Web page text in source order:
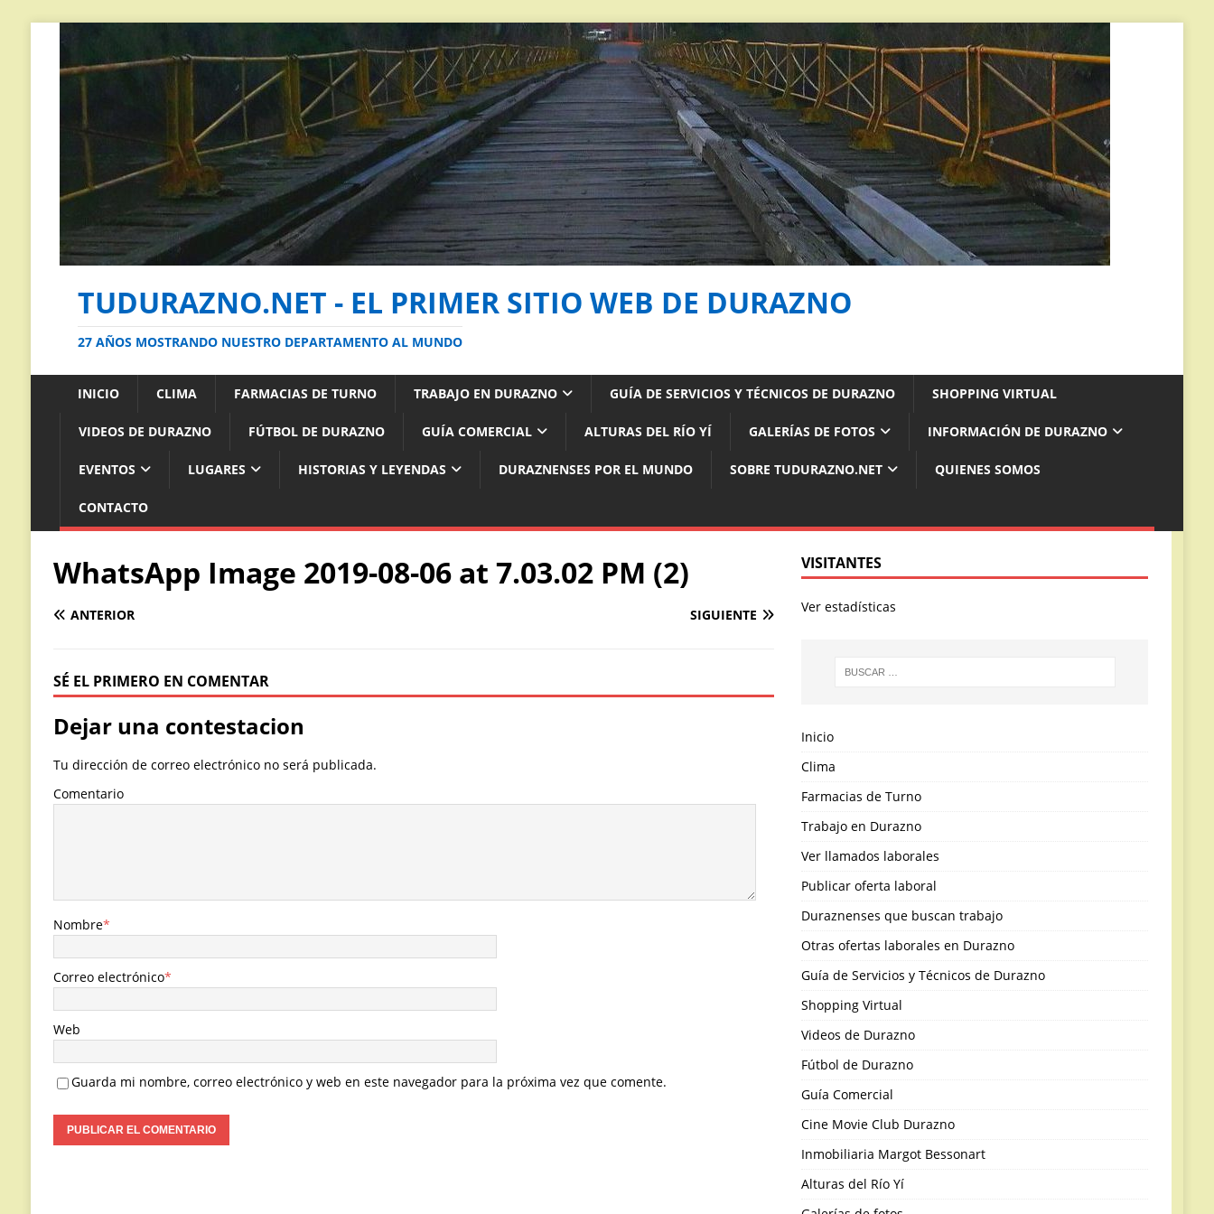
TUDURAZNO.NET - EL PRIMER SITIO WEB DE DURAZNO
27 AÑOS MOSTRANDO NUESTRO DEPARTAMENTO AL MUNDO
INICIO CLIMA FARMACIAS DE TURNO TRABAJO EN DURAZNO GUÍA DE SERVICIOS Y TÉCNICOS DE DURAZNO SHOPPING VIRTUAL
VIDEOS DE DURAZNO FÚTBOL DE DURAZNO GUÍA COMERCIAL ALTURAS DEL RÍO YÍ GALERÍAS DE FOTOS INFORMACIÓN DE DURAZNO
EVENTOS LUGARES HISTORIAS Y LEYENDAS DURAZNENSES POR EL MUNDO SOBRE TUDURAZNO.NET QUIENES SOMOS
CONTACTO
WhatsApp Image 2019-08-06 at 7.03.02 PM (2)
ANTERIOR SIGUIENTE
SÉ EL PRIMERO EN COMENTAR
Dejar una contestacion
Tu dirección de correo electrónico no será publicada.
Comentario
Nombre*
Correo electrónico*
Web
Guarda mi nombre, correo electrónico y web en este navegador para la próxima vez que comente.
VISITANTES
Ver estadísticas
Inicio
Clima
Farmacias de Turno
Trabajo en Durazno
Ver llamados laborales
Publicar oferta laboral
Duraznenses que buscan trabajo
Otras ofertas laborales en Durazno
Guía de Servicios y Técnicos de Durazno
Shopping Virtual
Videos de Durazno
Fútbol de Durazno
Guía Comercial
Cine Movie Club Durazno
Inmobiliaria Margot Bessonart
Alturas del Río Yí